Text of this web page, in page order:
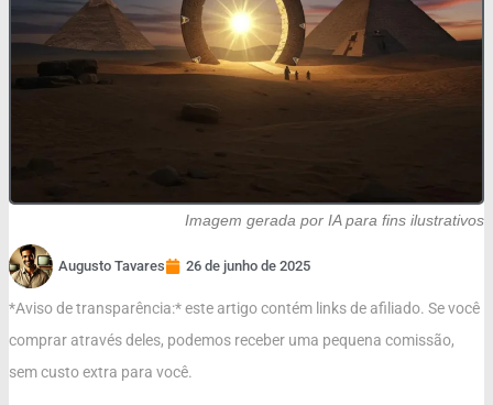
Imagem gerada por IA para fins ilustrativos
Augusto Tavares 26 de junho de 2025
*Aviso de transparência:* este artigo contém links de afiliado. Se você
comprar através deles, podemos receber uma pequena comissão,
sem custo extra para você.